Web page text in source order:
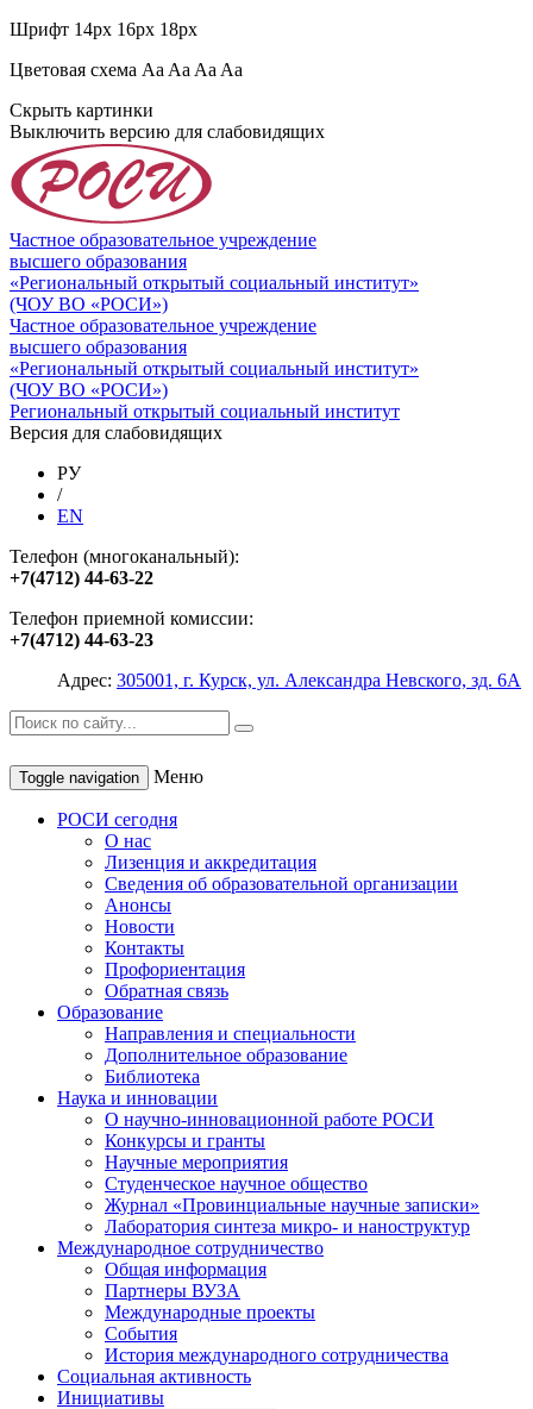
Шрифт 14px 16px 18px
Цветовая схема Aa Aa Aa Aa
Скрыть картинки
Выключить версию для слабовидящих
Частное образовательное учреждение
высшего образования
«Региональный открытый социальный институт»
(ЧОУ ВО «РОСИ»)
Частное образовательное учреждение
высшего образования
«Региональный открытый социальный институт»
(ЧОУ ВО «РОСИ»)
Региональный открытый социальный институт
Версия для слабовидящих
РУ
/
EN
Телефон (многоканальный):
+7(4712) 44-63-22
Телефон приемной комиссии:
+7(4712) 44-63-23
Адрес: 305001, г. Курск, ул. Александра Невского, зд. 6А
Toggle navigation Меню
РОСИ сегодня
О нас
Лизенция и аккредитация
Сведения об образовательной организации
Анонсы
Новости
Контакты
Профориентация
Обратная связь
Образование
Направления и специальности
Дополнительное образование
Библиотека
Наука и инновации
О научно-инновационной работе РОСИ
Конкурсы и гранты
Научные мероприятия
Студенческое научное общество
Журнал «Провинциальные научные записки»
Лаборатория синтеза микро- и наноструктур
Международное сотрудничество
Общая информация
Партнеры ВУЗА
Международные проекты
События
История международного сотрудничества
Социальная активность
Инициативы